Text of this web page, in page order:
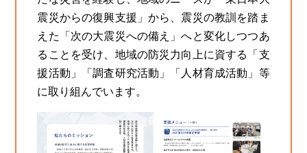
震災からの復興支援」から、震災の教訓を踏ま
えた「次の大震災への備え」へと変化しつつあ
ることを受け、地域の防災力向上に資する「支
援活動」「調査研究活動」「人材育成活動」等
に取り組んでいます。